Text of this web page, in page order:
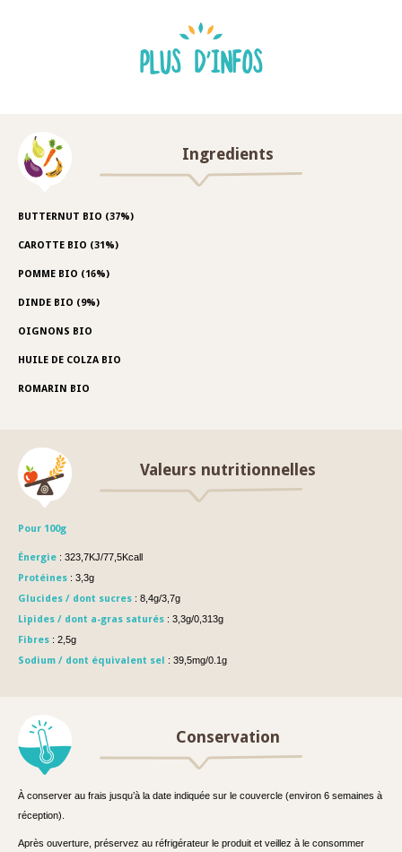
PLUS D'INFOS
Ingredients
BUTTERNUT BIO (37%)
CAROTTE BIO (31%)
POMME BIO (16%)
DINDE BIO (9%)
OIGNONS BIO
HUILE DE COLZA BIO
ROMARIN BIO
Valeurs nutritionnelles
Pour 100g
Énergie : 323,7KJ/77,5Kcall
Protéines : 3,3g
Glucides / dont sucres : 8,4g/3,7g
Lipides / dont a-gras saturés : 3,3g/0,313g
Fibres : 2,5g
Sodium / dont équivalent sel : 39,5mg/0.1g
Conservation
À conserver au frais jusqu’à la date indiquée sur le couvercle (environ 6 semaines à
réception).
Après ouverture, préservez au réfrigérateur le produit et veillez à le consommer